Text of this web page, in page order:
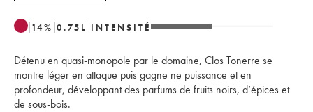
14% 0.75 L INTENSITÉ
Détenu en quasi-monopole par le domaine, Clos Tonerre se
montre léger en attaque puis gagne ne puissance et en
profondeur, développant des parfums de fruits noirs, d’épices et
de sous-bois.